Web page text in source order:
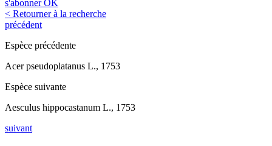
s'abonner OK
< Retourner à la recherche
précédent
Espèce précédente
Acer pseudoplatanus L., 1753
Espèce suivante
Aesculus hippocastanum L., 1753
suivant